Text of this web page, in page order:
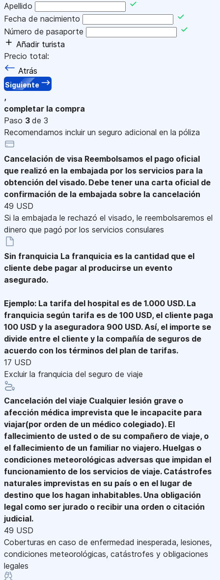
Apellido
Fecha de nacimiento
Número de pasaporte
Añadir turista
Precio total:
Atrás
Siguiente
,
completar la compra
Paso 3 de 3
Recomendamos incluir un seguro adicional en la póliza
Cancelación de visa Reembolsamos el pago oficial
que realizó en la embajada por los servicios para la
obtención del visado. Debe tener una carta oficial de
confirmación de la embajada sobre la cancelación
49 USD
Si la embajada le rechazó el visado, le reembolsaremos el
dinero que pagó por los servicios consulares
Sin franquicia La franquicia es la cantidad que el
cliente debe pagar al producirse un evento
asegurado.
Ejemplo: La tarifa del hospital es de 1.000 USD. La
franquicia según tarifa es de 100 USD, el cliente paga
100 USD y la aseguradora 900 USD. Así, el importe se
divide entre el cliente y la compañía de seguros de
acuerdo con los términos del plan de tarifas.
17 USD
Excluir la franquicia del seguro de viaje
Cancelación del viaje Cualquier lesión grave o
afección médica imprevista que le incapacite para
viajar(por orden de un médico colegiado). El
fallecimiento de usted o de su compañero de viaje, o
el fallecimiento de un familiar no viajero. Huelgas o
condiciones meteorológicas adversas que impidan el
funcionamiento de los servicios de viaje. Catástrofes
naturales imprevistas en su país o en el lugar de
destino que los hagan inhabitables. Una obligación
legal como ser jurado o recibir una orden o citación
judicial.
49 USD
Coberturas en caso de enfermedad inesperada, lesiones,
condiciones meteorológicas, catástrofes y obligaciones
legales